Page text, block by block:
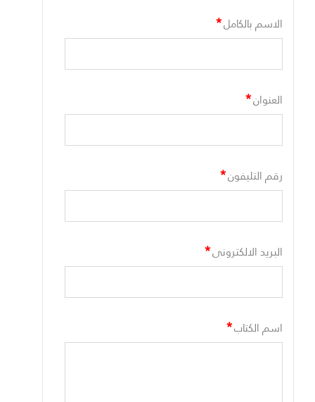
الاسم بالكامل*
العنوان*
رقم التليفون*
البريد الالكترونى*
اسم الكتاب*